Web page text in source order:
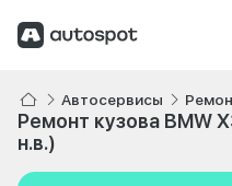
Автосервисы
Ремонт кузова BMW
н.в.)